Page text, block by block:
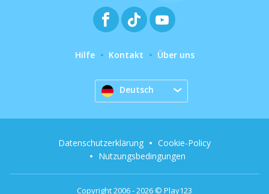
Hilfe Kontakt Über uns
Deutsch
Copyright 2006 - 2026 © Play123
Datenschutzerklärung
Cookie-Policy
Nutzungsbedingungen